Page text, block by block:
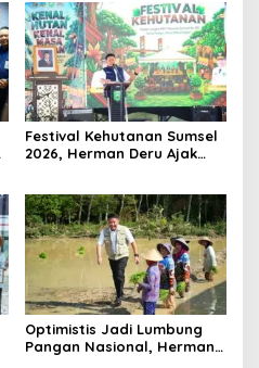
Festival Kehutanan Sumsel
2026, Herman Deru Ajak
Optimistis Jadi Lumbung
Pangan Nasional, Herman